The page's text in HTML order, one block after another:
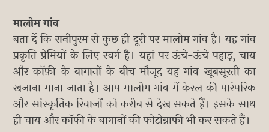
मालोम गांव
बता दें कि रानीपुरम से कुछ ही दूरी पर मालोम गांव है। यह गांव
प्रकृति प्रेमियों के लिए स्वर्ग है। यहां पर ऊंचे-ऊंचे पहाड़, चाय
और कॉफ़ी के बागानों के बीच मौजूद यह गांव खूबसूरती का
खजाना माना जाता है। आप मालोम गांव में केरल की पारंपरिक
और सांस्कृतिक रिवाजों को करीब से देख सकते हैं। इसके साथ
ही चाय और कॉफी के बागानों की फोटोग्राफी भी कर सकते हैं।